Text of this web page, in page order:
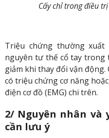
Cấy chỉ trong điều
Triệu chứng thường
nguyên tư thế cổ tay trong
giảm khi thay đổi vận
có triệu chứng cơ năng
điện cơ đồ (EMG) chi trên.
2/ Nguyên nhân và
cần lưu ý